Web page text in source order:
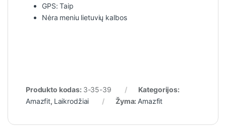
GPS: Taip
Nėra meniu lietuvių kalbos
Produkto kodas: 3-35-39
Kategorijos:
Amazfit, Laikrodžiai Žyma:Amazfit